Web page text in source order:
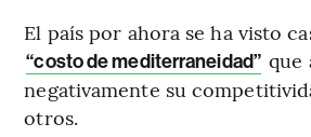
El país por ahora se ha visto
“costo de mediterraneidad” que
negativamente su
otros.